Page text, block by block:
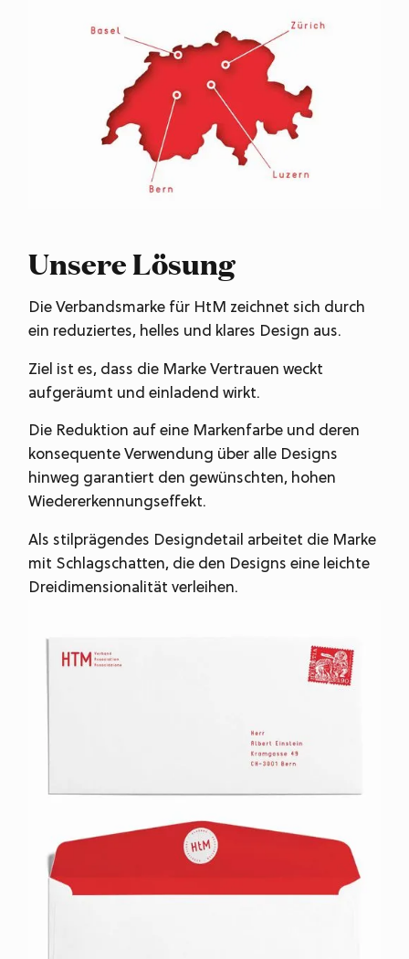
Unsere Lösung
Die Verbandsmarke für HtM zeichnet sich durch
ein reduziertes, helles und klares Design aus.
Ziel ist es, dass die Marke Vertrauen weckt
aufgeräumt und einladend wirkt.
Die Reduktion auf eine Markenfarbe und deren
konsequente Verwendung über alle Designs
hinweg garantiert den gewünschten, hohen
Wiedererkennungseffekt.
Als stilprägendes Designdetail arbeitet die Marke
mit Schlagschatten, die den Designs eine leichte
Dreidimensionalität verleihen.